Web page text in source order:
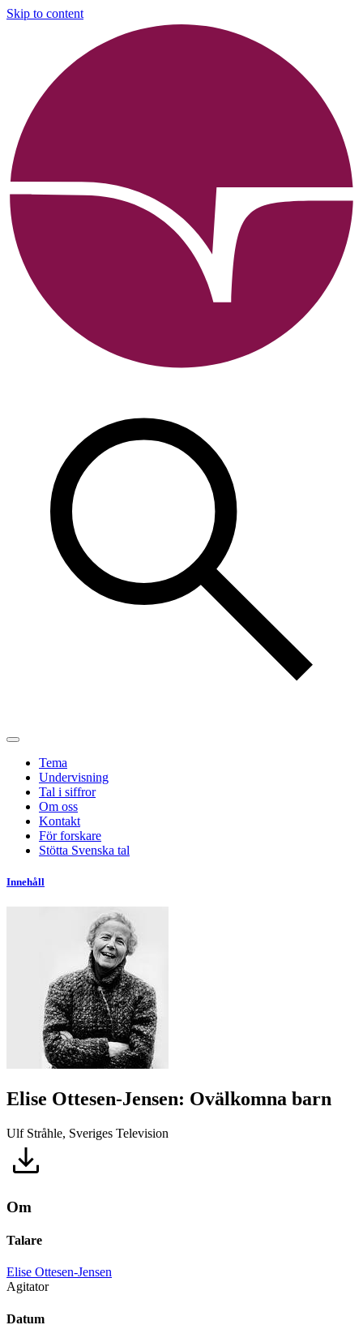
Skip to content
Tema
Undervisning
Tal i siffror
Om oss
Kontakt
För forskare
Stötta Svenska tal
Innehåll
Elise Ottesen-Jensen: Ovälkomna barn
Ulf Stråhle, Sveriges Television
Om
Talare
Elise Ottesen-Jensen
Agitator
Datum